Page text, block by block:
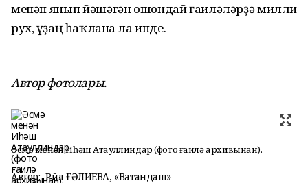
менән янып йәшәгән ошондай ғаиләләрҙә милли
рух, үҙаң һаҡлана ла инде.
Автор фотолары.
Әсмә менән Иһәш Атауллиндар (фото ғаилә архивынан).
Автор: Рәйлә ҒӘЛИЕВА, «Ватандаш»